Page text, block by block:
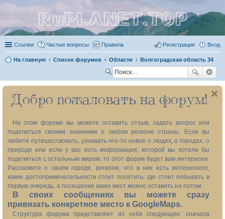
RuPLANET.TOP
Ссылки Частые вопросы Правила Вход
Регистрация
На главную Список форумов Области Волгоградская область 34
ск
Добро пожаловать на форум!
На этом форуме вы можете оставить отзыв, задать вопрос или
поделиться своими знаниями о любом регионе страны. Если вы
любите путешествовать, узнавать что-то новое о людях, о городах, о
природе или если у вас есть информация, которой вы хотели бы
поделиться с остальным миром, то этот форум будет вам интересен.
Расскажите о своём городе, регионе, что в них есть интересного,
какие достопримечательности стоит посетить, где стоит побывать в
первую очередь, а посещение каких мест можно оставить на потом.
В своих сообщениях вы можете сразу
привязать конкретное место к GoogleMaps.
Структура форума представляет из себя следующее: сначала